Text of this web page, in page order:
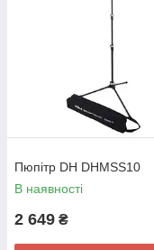
Пюпітр DH DHMSS10
В наявності
2 649 ₴